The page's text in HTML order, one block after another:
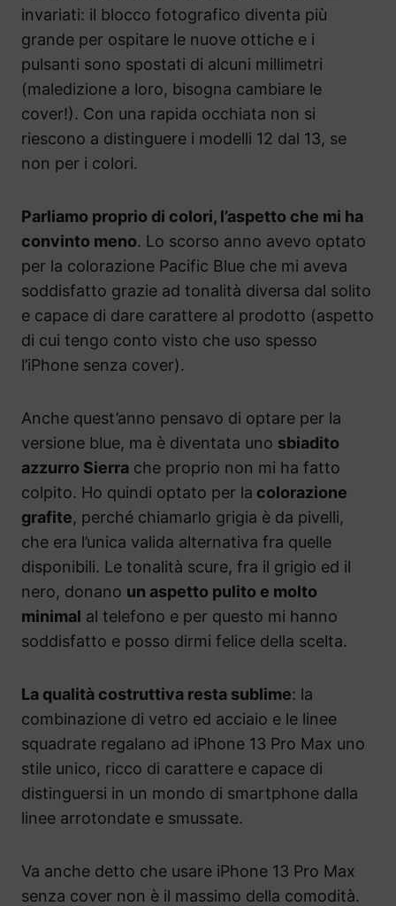
invariati: il blocco fotografico diventa più
grande per ospitare le nuove ottiche e i
pulsanti sono spostati di alcuni millimetri
(maledizione a loro, bisogna cambiare le
cover!). Con una rapida occhiata non si
riescono a distinguere i modelli 12 dal 13, se
non per i colori.
Parliamo proprio di colori, l’aspetto che mi ha
convinto meno. Lo scorso anno avevo optato
per la colorazione Pacific Blue che mi aveva
soddisfatto grazie ad tonalità diversa dal solito
e capace di dare carattere al prodotto (aspetto
di cui tengo conto visto che uso spesso
l’iPhone senza cover).
Anche quest’anno pensavo di optare per la
versione blue, ma è diventata uno sbiadito
azzurro Sierra che proprio non mi ha fatto
colpito. Ho quindi optato per la colorazione
grafite, perché chiamarlo grigia è da pivelli,
che era l’unica valida alternativa fra quelle
disponibili. Le tonalità scure, fra il grigio ed il
nero, donano un aspetto pulito e molto
minimal al telefono e per questo mi hanno
soddisfatto e posso dirmi felice della scelta.
La qualità costruttiva resta sublime: la
combinazione di vetro ed acciaio e le linee
squadrate regalano ad iPhone 13 Pro Max uno
stile unico, ricco di carattere e capace di
distinguersi in un mondo di smartphone dalla
linee arrotondate e smussate.
Va anche detto che usare iPhone 13 Pro Max
senza cover non è il massimo della comodità.